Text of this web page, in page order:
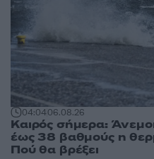
04:0406.08.26
Καιρός σήμερα:
έως 38 βαθμούς η
Πού θα βρέξει